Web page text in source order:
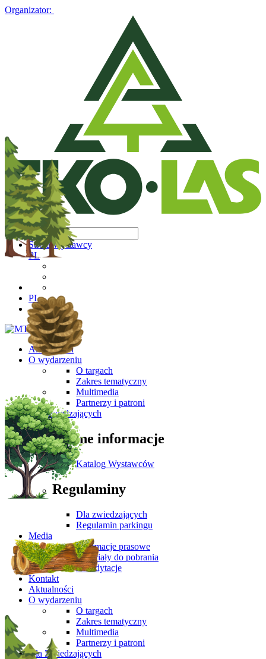
Organizator:
Strefa Wystawcy
PL
PL
Aktualności
O wydarzeniu
O targach
Zakres tematyczny
Multimedia
Partnerzy i patroni
Dla Zwiedzających
Ważne informacje
Katalog Wystawców
Regulaminy
Dla zwiedzających
Regulamin parkingu
Media
Informacje prasowe
Materiały do pobrania
Akredytacje
Kontakt
Aktualności
O wydarzeniu
O targach
Zakres tematyczny
Multimedia
Partnerzy i patroni
Dla Zwiedzających